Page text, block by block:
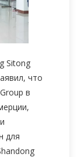
Sitong
что
в
для